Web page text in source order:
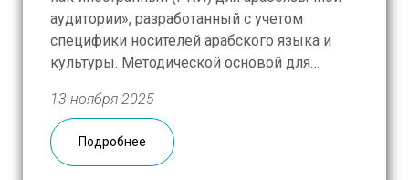
аудитории», разработанный с учетом
специфики носителей арабского языка и
культуры. Методической основой для
образовательной платформы «Русский язык
– инструмент межнационального общения и
самореализации» (RHM.STUDY), созданной
13 ноября 2025
Подробнее